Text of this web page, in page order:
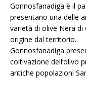
Gonnosfanadiga è il
presentano una delle
varietà di olive Nera
origine dal territorio.
Gonnosfanadiga
coltivazione dell’olivo
antiche popolazioni